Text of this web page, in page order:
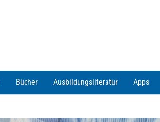
Bücher Ausbildungsliteratur Apps